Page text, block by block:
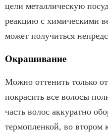
цели металлическую
реакцию с химическими
может получиться
Окрашивание
Можно оттенить только
покрасить все волосы
часть волос аккуратно
термопленкой, во втором